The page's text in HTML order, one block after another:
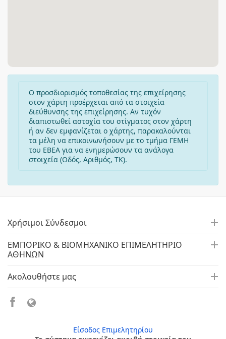
Ο προσδιορισμός τοποθεσίας της επιχείρησης
στον χάρτη προέρχεται από τα στοιχεία
διεύθυνσης της επιχείρησης. Αν τυχόν
διαπιστωθεί αστοχία του στίγματος στον χάρτη
ή αν δεν εμφανίζεται ο χάρτης, παρακαλούνται
τα μέλη να επικοινωνήσουν με το τμήμα ΓΕΜΗ
του ΕΒΕΑ για να ενημερώσουν τα ανάλογα
στοιχεία (Οδός, Αριθμός, ΤΚ).
Χρήσιμοι Σύνδεσμοι
ΕΜΠΟΡΙΚΟ & ΒΙΟΜΗΧΑΝΙΚΟ ΕΠΙΜΕΛΗΤΗΡΙΟ
ΑΘΗΝΩΝ
Ακολουθήστε μας
Είσοδος Επιμελητηρίου